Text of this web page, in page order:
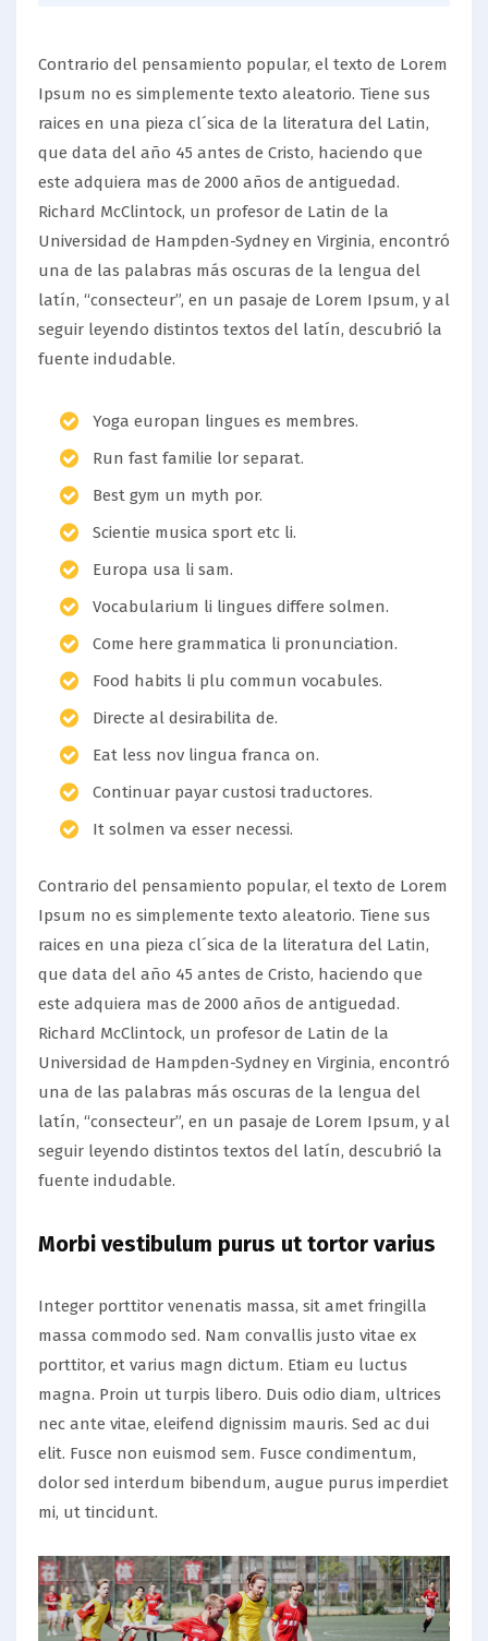
Contrario del pensamiento popular, el texto de Lorem
Ipsum no es simplemente texto aleatorio. Tiene sus
raices en una pieza cl´sica de la literatura del Latin,
que data del año 45 antes de Cristo, haciendo que
este adquiera mas de 2000 años de antiguedad.
Richard McClintock, un profesor de Latin de la
Universidad de Hampden-Sydney en Virginia, encontró
una de las palabras más oscuras de la lengua del
latín, “consecteur”, en un pasaje de Lorem Ipsum, y al
seguir leyendo distintos textos del latín, descubrió la
fuente indudable.
Yoga europan lingues es membres.
Run fast familie lor separat.
Best gym un myth por.
Scientie musica sport etc li.
Europa usa li sam.
Vocabularium li lingues differe solmen.
Come here grammatica li pronunciation.
Food habits li plu commun vocabules.
Directe al desirabilita de.
Eat less nov lingua franca on.
Continuar payar custosi traductores.
It solmen va esser necessi.
Contrario del pensamiento popular, el texto de Lorem
Ipsum no es simplemente texto aleatorio. Tiene sus
raices en una pieza cl´sica de la literatura del Latin,
que data del año 45 antes de Cristo, haciendo que
este adquiera mas de 2000 años de antiguedad.
Richard McClintock, un profesor de Latin de la
Universidad de Hampden-Sydney en Virginia, encontró
una de las palabras más oscuras de la lengua del
latín, “consecteur”, en un pasaje de Lorem Ipsum, y al
seguir leyendo distintos textos del latín, descubrió la
fuente indudable.
Morbi vestibulum purus ut tortor varius
Integer porttitor venenatis massa, sit amet fringilla
massa commodo sed. Nam convallis justo vitae ex
porttitor, et varius magn dictum. Etiam eu luctus
magna. Proin ut turpis libero. Duis odio diam, ultrices
nec ante vitae, eleifend dignissim mauris. Sed ac dui
elit. Fusce non euismod sem. Fusce condimentum,
dolor sed interdum bibendum, augue purus imperdiet
mi, ut tincidunt.